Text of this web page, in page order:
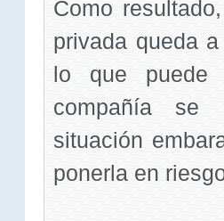
Como
privada queda
lo que puede
compañía se
situación
ponerla en